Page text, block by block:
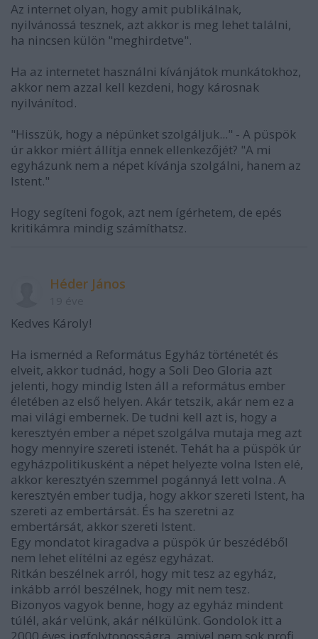
Az internet olyan, hogy amit publikálnak,
nyilvánossá tesznek, azt akkor is meg lehet találni,
ha nincsen külön "meghirdetve".
Ha az internetet használni kívánjátok munkátokhoz,
akkor nem azzal kell kezdeni, hogy károsnak
nyilvánítod.
"Hisszük, hogy a népünket szolgáljuk..." - A püspök
úr akkor miért állítja ennek ellenkezőjét? "A mi
egyházunk nem a népet kívánja szolgálni, hanem az
Istent."
Hogy segíteni fogok, azt nem ígérhetem, de epés
kritikámra mindig számíthatsz.
Héder János
Kedves Károly!
Ha ismernéd a Református Egyház történetét és
elveit, akkor tudnád, hogy a Soli Deo Gloria azt
jelenti, hogy mindig Isten áll a református ember
életében az első helyen. Akár tetszik, akár nem ez a
mai világi embernek. De tudni kell azt is, hogy a
keresztyén ember a népet szolgálva mutaja meg azt
hogy mennyire szereti istenét. Tehát ha a püspök úr
egyházpolitikusként a népet helyezte volna Isten elé,
akkor keresztyén szemmel pogánnyá lett volna. A
keresztyén ember tudja, hogy akkor szereti Istent, ha
szereti az embertársát. És ha szeretni az
embertársát, akkor szereti Istent.
Egy mondatot kiragadva a püspök úr beszédéből
nem lehet elítélni az egész egyházat.
Ritkán beszélnek arról, hogy mit tesz az egyház,
inkább arról beszélnek, hogy mit nem tesz.
Bizonyos vagyok benne, hogy az egyház mindent
túlél, akár velünk, akár nélkülünk. Gondolok itt a